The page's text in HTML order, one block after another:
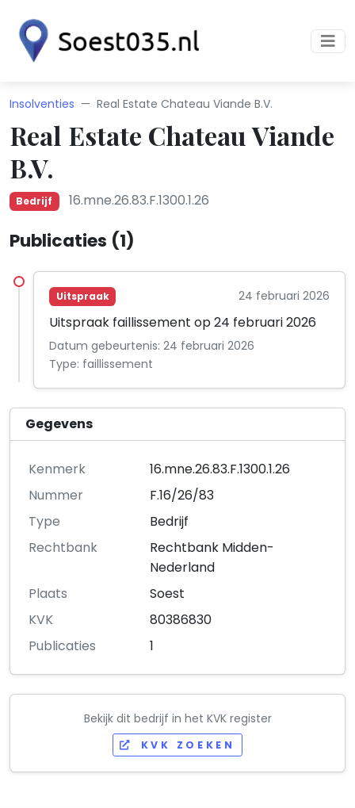
Insolventies Real Estate Chateau Viande B.V.
Real Estate Chateau Viande
B.V.
Bedrijf 16.mne.26.83.F.1300.1.26
Publicaties (1)
Uitspraak 24 februari 2026
Uitspraak faillissement op 24 februari 2026
Datum gebeurtenis: 24 februari 2026
Type: faillissement
Gegevens
Kenmerk
16.mne.26.83.F.1300.1.26
Nummer
F.16/26/83
Type
Bedrijf
Rechtbank
Rechtbank Midden-
Nederland
Plaats
Soest
KVK
80386830
Publicaties
1
Bekijk dit bedrijf in het KVK register
KVK ZOEKEN